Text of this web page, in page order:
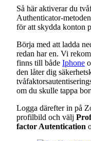
Så här aktiverar du
Authenticator-
för att skydda konton
Börja med att ladda
redan har en. Vi
finns till både Iphone
den låter dig
om du skulle tappa
Logga därefter in på
profilbild och välj
factor Autentication